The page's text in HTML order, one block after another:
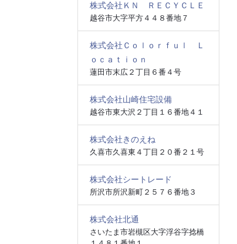
株式会社ＫＮ ＲＥＣＹＣＬＥ
越谷市大字平方４４８番地７
株式会社Ｃｏｌｏｒｆｕｌ Ｌ
ｏｃａｔｉｏｎ
蓮田市末広２丁目６番４号
株式会社山崎住宅設備
越谷市東大沢２丁目１６番地４１
株式会社きのえね
久喜市久喜東４丁目２０番２１号
株式会社シートレード
所沢市所沢新町２５７６番地３
株式会社北通
さいたま市岩槻区大字浮谷字捻橋